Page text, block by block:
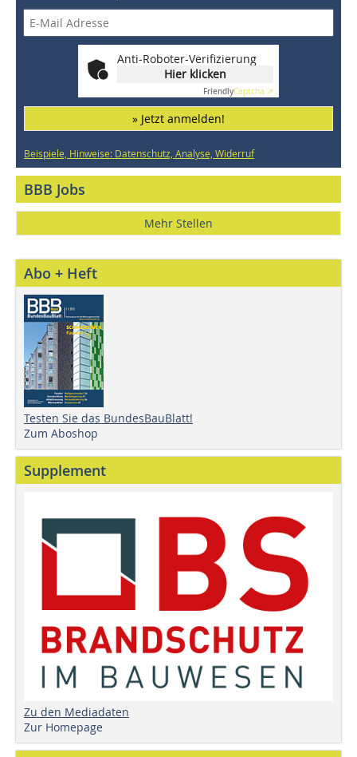
Anti-Roboter-Verifizierung
Hier klicken
FriendlyCaptcha ⇗
» Jetzt anmelden!
Beispiele, Hinweise: Datenschutz, Analyse, Widerruf
BBB Jobs
Mehr Stellen
Abo + Heft
Testen Sie das BundesBauBlatt!
Zum Aboshop
Supplement
Zu den Mediadaten
Zur Homepage